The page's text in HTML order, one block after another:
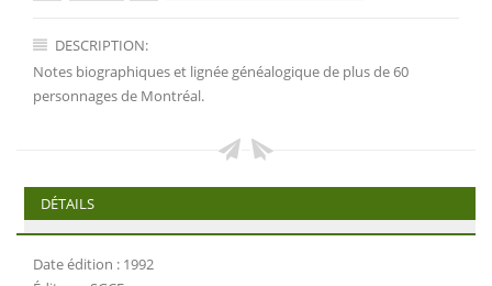
DESCRIPTION:
Notes biographiques et lignée généalogique de plus de 60
personnages de Montréal.
DÉTAILS
Date édition : 1992